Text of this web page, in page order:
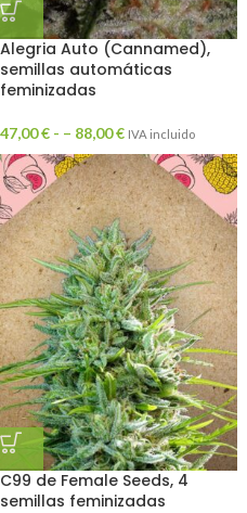
Alegria Auto (Cannamed),
semillas automáticas
feminizadas
47,00€ - – 88,00€ IVA incluido
C99 de Female Seeds, 4
semillas feminizadas